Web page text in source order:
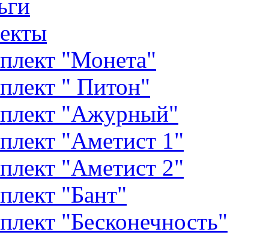
"Монета"
" Питон"
"Ажурный"
"Аметист 1"
"Аметист 2"
"Бант"
"Бесконечность"